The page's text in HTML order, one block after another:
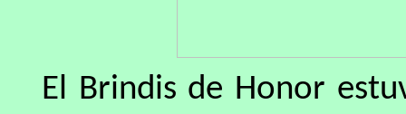
El Brindis de Honor